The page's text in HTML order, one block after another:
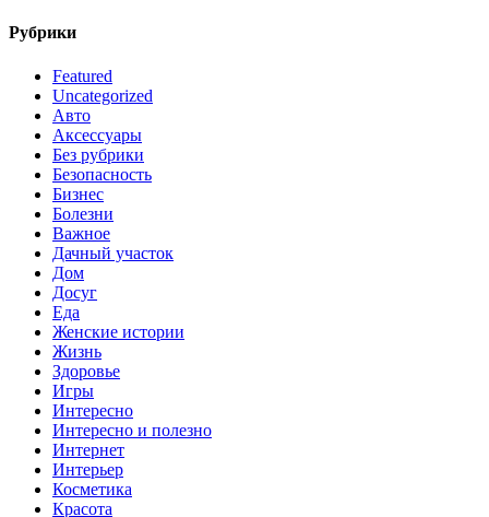
Рубрики
Featured
Uncategorized
Авто
Аксессуары
Без рубрики
Безопасность
Бизнес
Болезни
Важное
Дачный участок
Дом
Досуг
Еда
Женские истории
Жизнь
Здоровье
Игры
Интересно
Интересно и полезно
Интернет
Интерьер
Косметика
Красота